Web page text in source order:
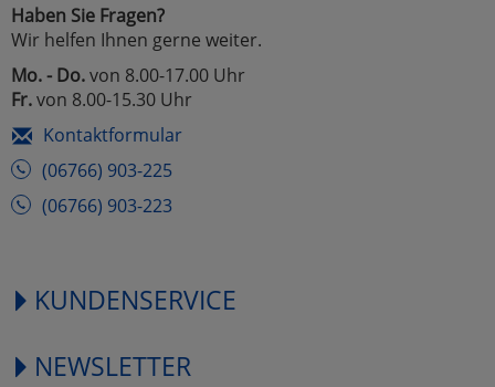
Haben Sie Fragen?
Wir helfen Ihnen gerne weiter.
Mo. - Do.von 8.00-17.00 Uhr
Fr.von 8.00-15.30 Uhr
Kontaktformular
(06766) 903-225
(06766) 903-223
KUNDENSERVICE
NEWSLETTER